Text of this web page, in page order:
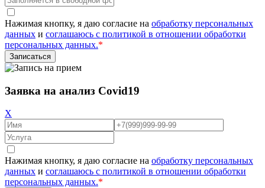
Нажимая кнопку, я даю согласие на обработку персональных
данных и соглашаюсь с политикой в отношении обработки
персональных данных.*
Заявка на анализ Covid19
X
Нажимая кнопку, я даю согласие на обработку персональных
данных и соглашаюсь с политикой в отношении обработки
персональных данных.*